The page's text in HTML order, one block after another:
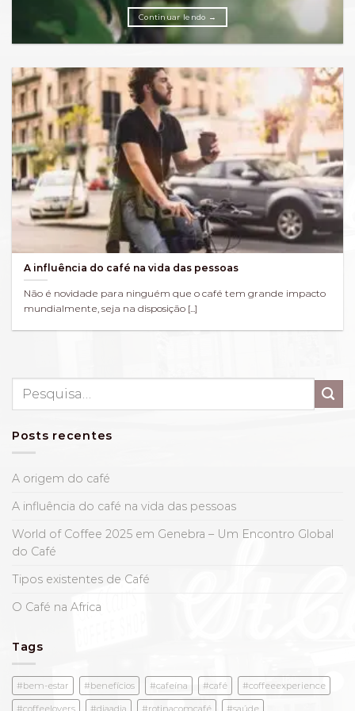
por:
Posts recentes
A origem do café
A influência do café na vida das pessoas
World of Coffee 2025 em Genebra – Um Encontro Global
do Café
Tipos existentes de Café
O Café na Africa
Tags
#bem-estar #benefícios #cafeína #café #coffeeexperience
Continuar lendo →
A influência do café na vida das pessoas
Não é novidade para ninguém que o café tem grande impacto
mundialmente, seja na disposição [...]